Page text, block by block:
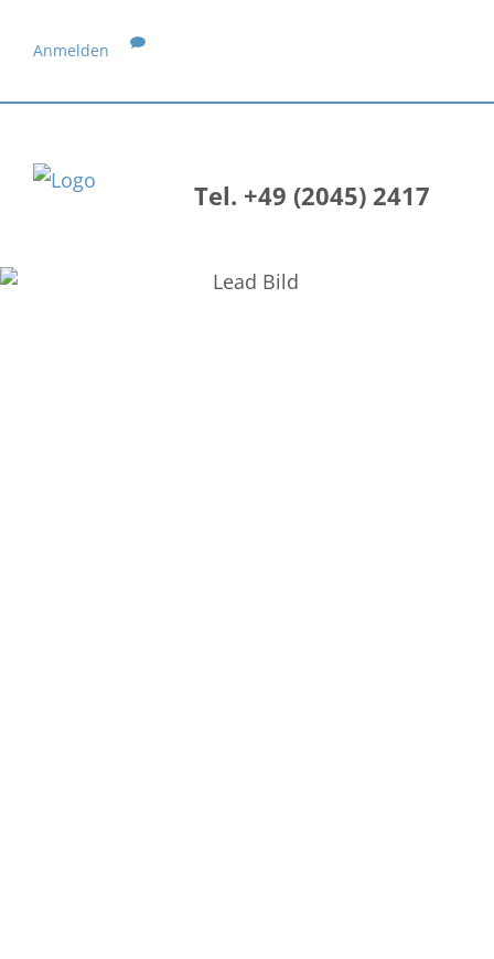
Anmelden
Tel. +49 (2045) 2417